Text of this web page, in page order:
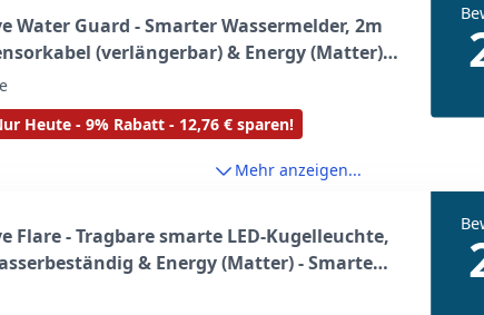
Water Guard - Smarter Wassermelder, 2m
(verlängerbar) & Energy (Matter) –
Steckdose, Matter & Thread
Heute - 9% Rabatt - 12,76 € sparen!
Mehr anzeigen...
Flare - Tragbare smarte LED-Kugelleuchte,
& Energy (Matter) - Smarte